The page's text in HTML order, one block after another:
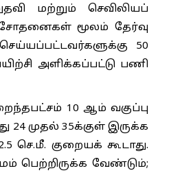
மற்றும் செவிலியப்
மூலம் தேர்வு
50
அளிக்கப்பட்டு பணி
10 ஆம் வகுப்பு
24 முதல் 35க்குள் இருக்க
செ.மீ. குறையக் கூடாது.
பெற்றிருக்க வேண்டும்;